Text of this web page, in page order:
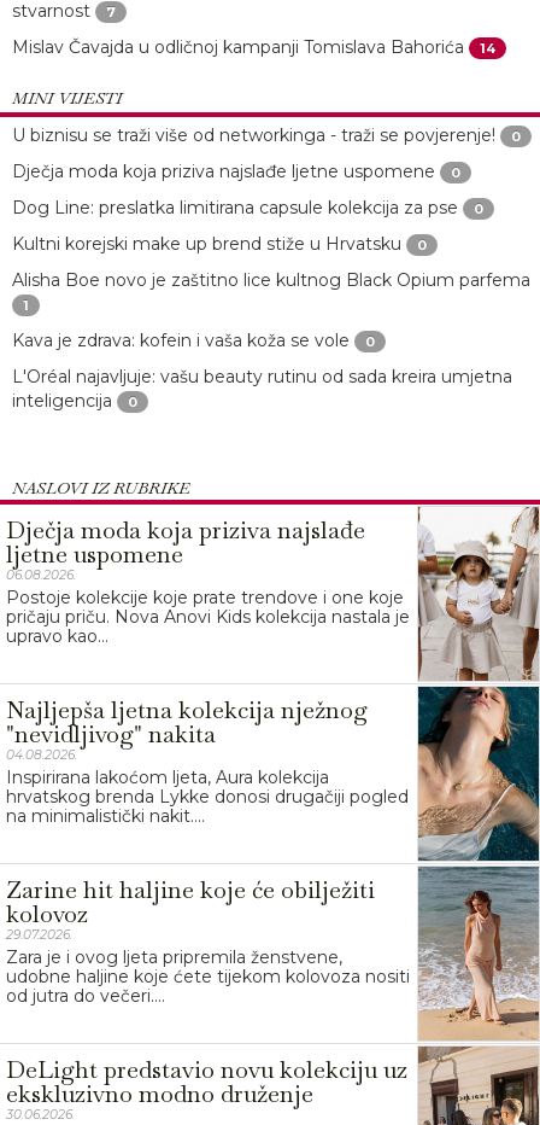
stvarnost 7
Mislav Čavajda u odličnoj kampanji Tomislava Bahorića 14
MINI VIJESTI
U biznisu se traži više od networkinga - traži se povjerenje!
0
Dječja moda koja priziva najslađe ljetne uspomene 0
Dog Line: preslatka limitirana capsule kolekcija za pse 0
Kultni korejski make up brend stiže u Hrvatsku 0
Alisha Boe novo je zaštitno lice kultnog Black Opium parfema
1
Kava je zdrava: kofein i vaša koža se vole 0
L'Oréal najavljuje: vašu beauty rutinu od sada kreira umjetna
inteligencija
0
NASLOVI IZ RUBRIKE
Dječja moda koja priziva najslađe
ljetne uspomene
06.08.2026.
Postoje kolekcije koje prate trendove i one koje
pričaju priču. Nova Anovi Kids kolekcija nastala je
upravo kao...
Najljepša ljetna kolekcija nježnog
"nevidljivog" nakita
04.08.2026.
Inspirirana lakoćom ljeta, Aura kolekcija
hrvatskog brenda Lykke donosi drugačiji pogled
na minimalistički nakit....
Zarine hit haljine koje će obilježiti
kolovoz
29.07.2026.
Zara je i ovog ljeta pripremila ženstvene,
udobne haljine koje ćete tijekom kolovoza nositi
od jutra do večeri....
DeLight predstavio novu kolekciju uz
ekskluzivno modno druženje
30.06.2026.